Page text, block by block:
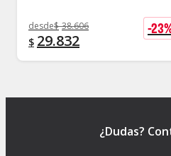
desde$ 38.606
$ 29.832
-23
¿Dudas?